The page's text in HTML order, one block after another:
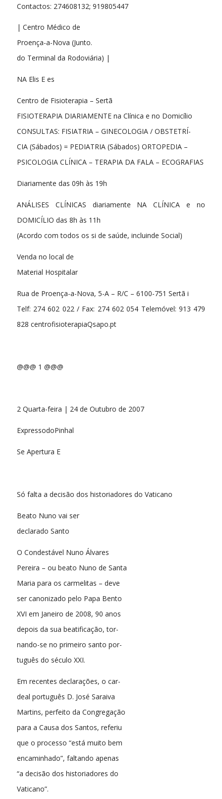
Contactos: 274608132; 919805447
| Centro Médico de
Proença-a-Nova (Junto.
do Terminal da Rodoviária) |
NA Elis E es
Centro de Fisioterapia – Sertã
FISIOTERAPIA DIARIAMENTE na Clínica e no Domicílio
CONSULTAS: FISIATRIA – GINECOLOGIA / OBSTETRÍ-
CIA (Sábados) = PEDIATRIA (Sábados) ORTOPEDIA –
PSICOLOGIA CLÍNICA – TERAPIA DA FALA – ECOGRAFIAS
Diariamente das 09h às 19h
ANÁLISES CLÍNICAS diariamente NA CLÍNICA e no
DOMICÍLIO das 8h às 11h
(Acordo com todos os si de saúde, incluinde Social)
Venda no local de
Material Hospitalar
Rua de Proença-a-Nova, 5-A – R/C – 6100-751 Sertã i
Telf: 274 602 022 / Fax: 274 602 054 Telemóvel: 913 479
828 centrofisioterapiaQsapo.pt
@@@ 1 @@@
2 Quarta-feira | 24 de Outubro de 2007
ExpressodoPinhal
Se Apertura E
Só falta a decisão dos historiadores do Vaticano
Beato Nuno vai ser
declarado Santo
O Condestável Nuno Álvares
Pereira – ou beato Nuno de Santa
Maria para os carmelitas – deve
ser canonizado pelo Papa Bento
XVI em Janeiro de 2008, 90 anos
depois da sua beatificação, tor-
nando-se no primeiro santo por-
tuguês do século XXI.
Em recentes declarações, o car-
deal português D. José Saraiva
Martins, perfeito da Congregação
para a Causa dos Santos, referiu
que o processo “está muito bem
encaminhado”, faltando apenas
“a decisão dos historiadores do
Vaticano”.